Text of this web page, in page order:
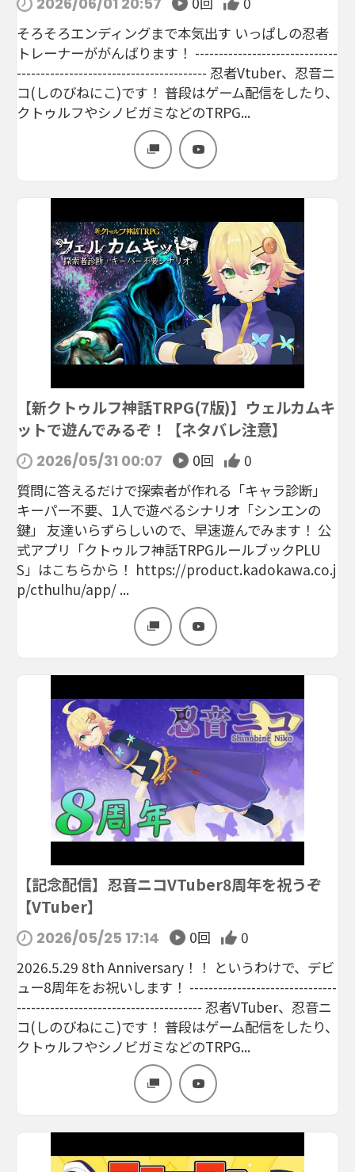
そろそろエンディングまで本気出す いっぱしの忍者
トレーナーががんばります！ ------------------------------
---------------------------------------- 忍者Vtuber、忍音ニ
コ(しのびねにこ)です！ 普段はゲーム配信をしたり、
クトゥルフやシノビガミなどのTRPG...
【新クトゥルフ神話TRPG(7版)】ウェルカムキ
ットで遊んでみるぞ！【ネタバレ注意】
2026/05/31 00:07 0回
0
質問に答えるだけで探索者が作れる「キャラ診断」
キーパー不要、1人で遊べるシナリオ「シンエンの
鍵」 友達いらずらしいので、早速遊んでみます！ 公
式アプリ「クトゥルフ神話TRPGルールブックPLU
S」はこちらから！ https://product.kadokawa.co.j
p/cthulhu/app/ ...
【記念配信】忍音ニコVTuber8周年を祝うぞ
【VTuber】
2026/05/25 17:14 0回
0
2026.5.29 8th Anniversary！！ というわけで、デビ
ュー8周年をお祝いします！ -------------------------------
--------------------------------------- 忍者VTuber、忍音ニ
コ(しのびねにこ)です！ 普段はゲーム配信をしたり、
クトゥルフやシノビガミなどのTRPG...